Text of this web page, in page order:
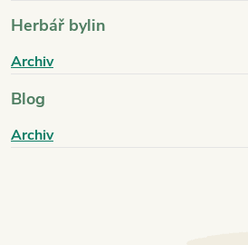
Herbář bylin
Archiv
Blog
Archiv